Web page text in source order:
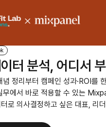
터 분석, 어디서
념 정리부터 캠페인 성과·ROI를
무에서 바로 적용할 수 있는
로 의사결정하고 싶은 대표, 리